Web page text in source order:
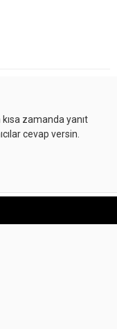
zamanda yanıt
cevap versin.